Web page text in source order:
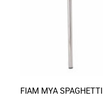
FIAM MYA SPAGHETTI